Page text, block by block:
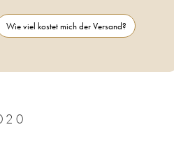
Wie viel kostet mich der Versand?